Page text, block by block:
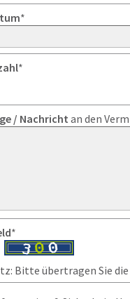
*
*
/ Nachricht an den
*
Bitte übertragen Sie